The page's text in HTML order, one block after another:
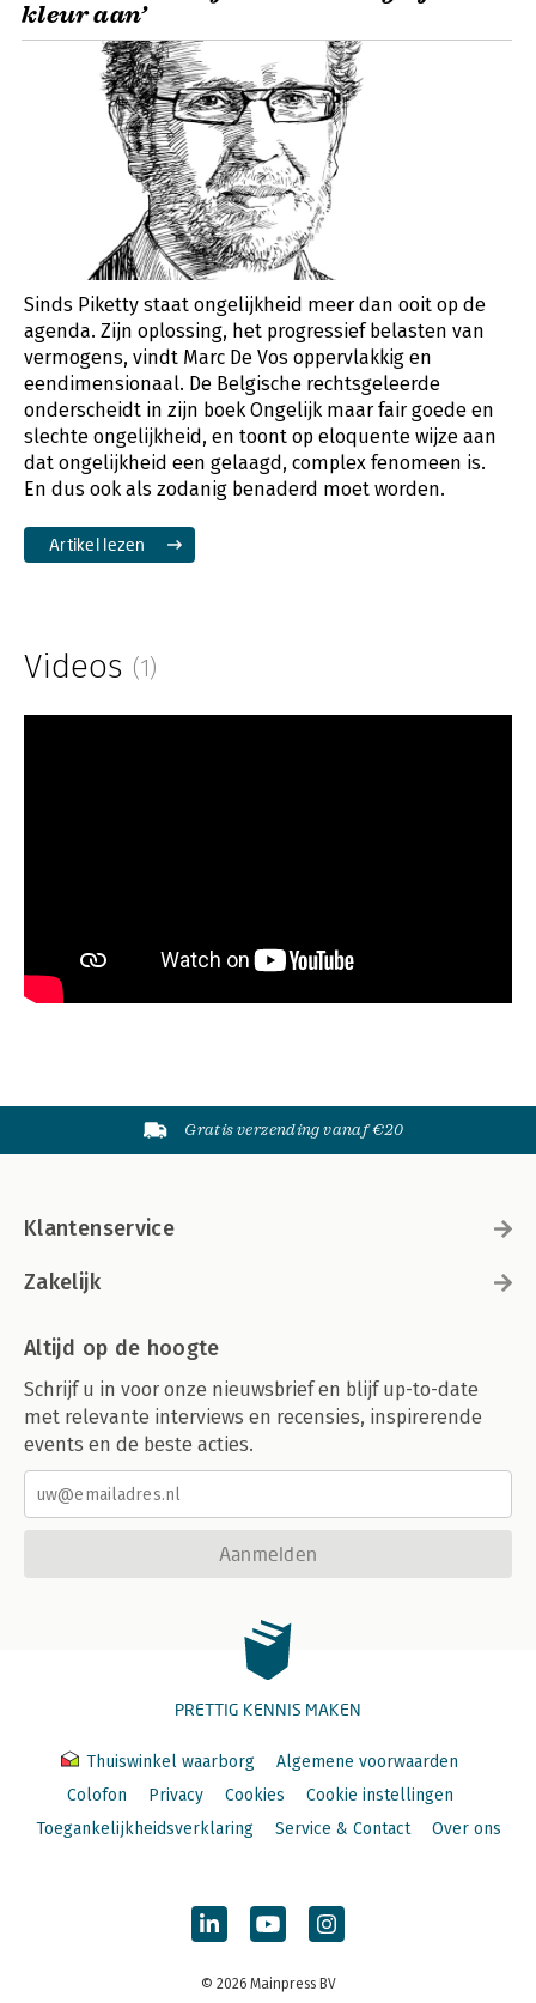
kleur aan’
Sinds Piketty staat ongelijkheid meer dan ooit op de
agenda. Zijn oplossing, het progressief belasten van
vermogens, vindt Marc De Vos oppervlakkig en
eendimensionaal. De Belgische rechtsgeleerde
onderscheidt in zijn boek Ongelijk maar fair goede en
slechte ongelijkheid, en toont op eloquente wijze aan
dat ongelijkheid een gelaagd, complex fenomeen is.
En dus ook als zodanig benaderd moet worden.
Artikel lezen
Videos (1)
Gratis verzending vanaf €20
Klantenservice
Zakelijk
Altijd op de hoogte
Schrijf u in voor onze nieuwsbrief en blijf up-to-date
met relevante interviews en recensies, inspirerende
events en de beste acties.
Aanmelden
PRETTIG KENNIS MAKEN
Thuiswinkel waarborg
Algemene voorwaarden
Colofon
Privacy Cookies
Cookie instellingen
Toegankelijkheidsverklaring
Service & Contact Over ons
© 2026 Mainpress BV